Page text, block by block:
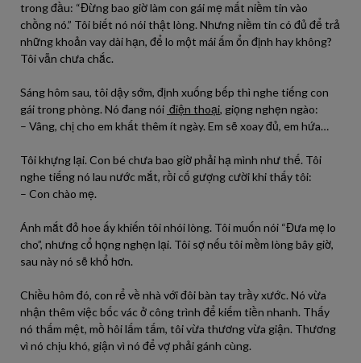
trong đầu: “Đừng bao giờ làm con gái mẹ mất niềm tin vào
chồng nó.” Tôi biết nó nói thật lòng. Nhưng niềm tin có đủ để trả
những khoản vay dài hạn, để lo một mái ấm ổn định hay không?
Tôi vẫn chưa chắc.
Sáng hôm sau, tôi dậy sớm, định xuống bếp thì nghe tiếng con
gái trong phòng. Nó đang nói điện thoại, giọng nghẹn ngào:
– Vâng, chị cho em khất thêm ít ngày. Em sẽ xoay đủ, em hứa…
Tôi khựng lại. Con bé chưa bao giờ phải hạ mình như thế. Tôi
nghe tiếng nó lau nước mắt, rồi cố gượng cười khi thấy tôi:
– Con chào mẹ.
Ánh mắt đỏ hoe ấy khiến tôi nhói lòng. Tôi muốn nói “Đưa mẹ lo
cho”, nhưng cổ họng nghẹn lại. Tôi sợ nếu tôi mềm lòng bây giờ,
sau này nó sẽ khổ hơn.
Chiều hôm đó, con rể về nhà với đôi bàn tay trầy xước. Nó vừa
nhận thêm việc bốc vác ở công trình để kiếm tiền nhanh. Thấy
nó thấm mệt, mồ hôi lấm tấm, tôi vừa thương vừa giận. Thương
vì nó chịu khó, giận vì nó để vợ phải gánh cùng.